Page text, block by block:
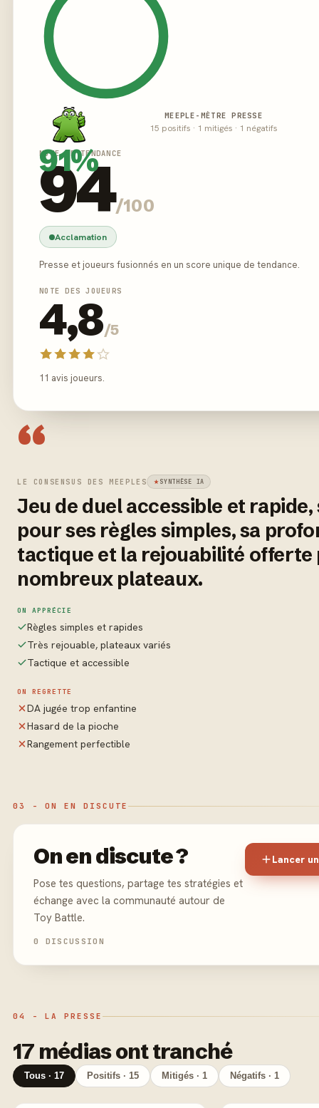
91%
MEEPLE-MÈTRE PRESSE
15 positifs · 1 mitigés · 1 négatifs
NOTE DE TENDANCE
94/100
Acclamation
Presse et joueurs fusionnés en un score unique de tendance.
NOTE DES JOUEURS
4,8/5
11 avis joueurs.
“
LE CONSENSUS DES MEEPLES SYNTHÈSE IA
Jeu de duel accessible et rapide,
pour ses règles simples, sa
tactique et la rejouabilité offerte
nombreux plateaux.
ON APPRÉCIE
Règles simples et rapides
Très rejouable, plateaux variés
Tactique et accessible
ON REGRETTE
DA jugée trop enfantine
Hasard de la pioche
Rangement perfectible
03 - ON EN DISCUTE
On en discute ?
Pose tes questions, partage tes stratégies et
échange avec la communauté autour de
Toy Battle.
0 DISCUSSION
Lancer
04 - LA PRESSE
17 médias ont tranché
Tous · 17 Positifs · 15 Mitigés · 1 Négatifs · 1